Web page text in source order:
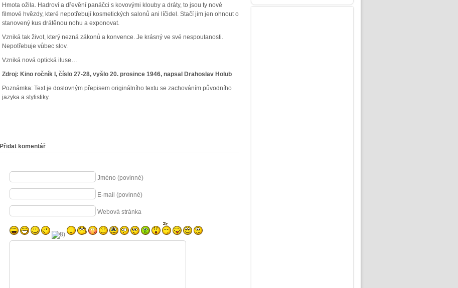
Hmota ožila. Hadroví a dřevění panáčci s kovovými klouby a dráty, to jsou ty nové
filmové hvězdy, které nepotřebují kosmetických salonů ani líčidel. Stačí jim jen ohnout o
stanovený kus drátěnou nohu a exponovat.
Vzniká tak život, který nezná zákonů a konvence. Je krásný ve své nespoutanosti.
Nepotřebuje vůbec slov.
Vzniká nová optická iluse…
Zdroj: Kino ročník I, číslo 27-28, vyšlo 20. prosince 1946, napsal Drahoslav Holub
Poznámka: Text je doslovným přepisem originálního textu se zachováním původního
jazyka a stylistiky.
Přidat komentář
Jméno (povinné)
E-mail (povinné)
Webová stránka